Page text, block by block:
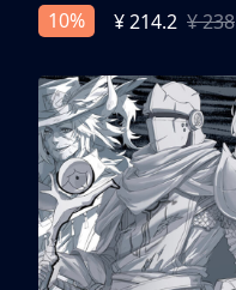
10%
¥ 214.2 ¥ 238